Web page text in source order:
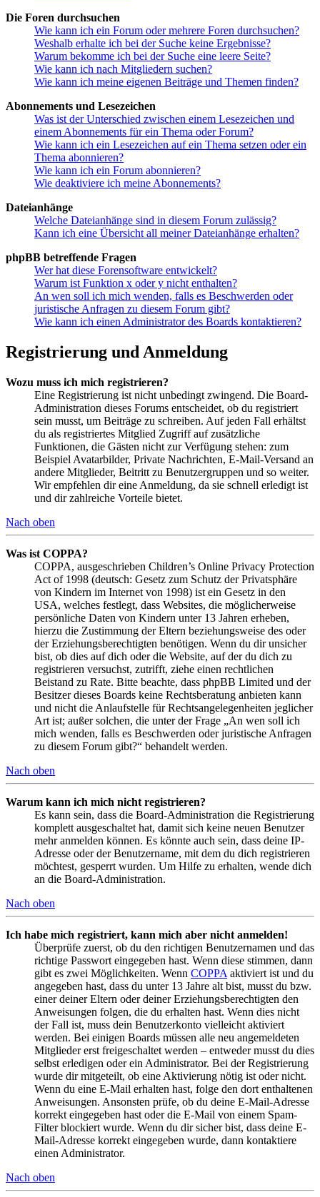
Die Foren durchsuchen
Wie kann ich ein Forum oder mehrere Foren durchsuchen?
Weshalb erhalte ich bei der Suche keine Ergebnisse?
Warum bekomme ich bei der Suche eine leere Seite?
Wie kann ich nach Mitgliedern suchen?
Wie kann ich meine eigenen Beiträge und Themen finden?
Abonnements und Lesezeichen
Was ist der Unterschied zwischen einem Lesezeichen und
einem Abonnements für ein Thema oder Forum?
Wie kann ich ein Lesezeichen auf ein Thema setzen oder ein
Thema abonnieren?
Wie kann ich ein Forum abonnieren?
Wie deaktiviere ich meine Abonnements?
Dateianhänge
Welche Dateianhänge sind in diesem Forum zulässig?
Kann ich eine Übersicht all meiner Dateianhänge erhalten?
phpBB betreffende Fragen
Wer hat diese Forensoftware entwickelt?
Warum ist Funktion x oder y nicht enthalten?
An wen soll ich mich wenden, falls es Beschwerden oder
juristische Anfragen zu diesem Forum gibt?
Wie kann ich einen Administrator des Boards kontaktieren?
Registrierung und Anmeldung
Wozu muss ich mich registrieren?
Eine Registrierung ist nicht unbedingt zwingend. Die Board-
Administration dieses Forums entscheidet, ob du registriert
sein musst, um Beiträge zu schreiben. Auf jeden Fall erhältst
du als registriertes Mitglied Zugriff auf zusätzliche
Funktionen, die Gästen nicht zur Verfügung stehen: zum
Beispiel Avatarbilder, Private Nachrichten, E-Mail-Versand an
andere Mitglieder, Beitritt zu Benutzergruppen und so weiter.
Wir empfehlen dir eine Anmeldung, da sie schnell erledigt ist
und dir zahlreiche Vorteile bietet.
Nach oben
Was ist COPPA?
COPPA, ausgeschrieben Children’s Online Privacy Protection
Act of 1998 (deutsch: Gesetz zum Schutz der Privatsphäre
von Kindern im Internet von 1998) ist ein Gesetz in den
USA, welches festlegt, dass Websites, die möglicherweise
persönliche Daten von Kindern unter 13 Jahren erheben,
hierzu die Zustimmung der Eltern beziehungsweise des oder
der Erziehungsberechtigten benötigen. Wenn du dir unsicher
bist, ob dies auf dich oder die Website, auf der du dich zu
registrieren versuchst, zutrifft, ziehe einen rechtlichen
Beistand zu Rate. Bitte beachte, dass phpBB Limited und der
Besitzer dieses Boards keine Rechtsberatung anbieten kann
und nicht die Anlaufstelle für Rechtsangelegenheiten jeglicher
Art ist; außer solchen, die unter der Frage „An wen soll ich
mich wenden, falls es Beschwerden oder juristische Anfragen
zu diesem Forum gibt?“ behandelt werden.
Nach oben
Warum kann ich mich nicht registrieren?
Es kann sein, dass die Board-Administration die Registrierung
komplett ausgeschaltet hat, damit sich keine neuen Benutzer
mehr anmelden können. Es könnte auch sein, dass deine IP-
Adresse oder der Benutzername, mit dem du dich registrieren
möchtest, gesperrt wurden. Um Hilfe zu erhalten, wende dich
an die Board-Administration.
Nach oben
Ich habe mich registriert, kann mich aber nicht anmelden!
Überprüfe zuerst, ob du den richtigen Benutzernamen und das
richtige Passwort eingegeben hast. Wenn diese stimmen, dann
gibt es zwei Möglichkeiten. Wenn COPPA aktiviert ist und du
angegeben hast, dass du unter 13 Jahre alt bist, musst du bzw.
einer deiner Eltern oder deiner Erziehungsberechtigten den
Anweisungen folgen, die du erhalten hast. Wenn dies nicht
der Fall ist, muss dein Benutzerkonto vielleicht aktiviert
werden. Bei einigen Boards müssen alle neu angemeldeten
Mitglieder erst freigeschaltet werden – entweder musst du dies
selbst erledigen oder ein Administrator. Bei der Registrierung
wurde dir mitgeteilt, ob eine Aktivierung nötig ist oder nicht.
Wenn du eine E-Mail erhalten hast, folge den dort enthaltenen
Anweisungen. Ansonsten prüfe, ob du deine E-Mail-Adresse
korrekt eingegeben hast oder die E-Mail von einem Spam-
Filter blockiert wurde. Wenn du dir sicher bist, dass deine E-
Mail-Adresse korrekt eingegeben wurde, dann kontaktiere
einen Administrator.
Nach oben